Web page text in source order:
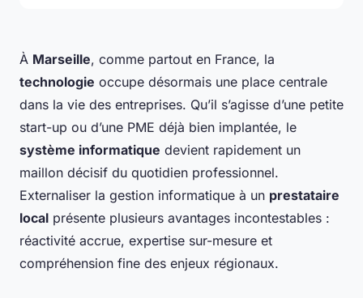
À Marseille, comme partout en France, la
technologie occupe désormais une place centrale
dans la vie des entreprises. Qu’il s’agisse d’une petite
start-up ou d’une PME déjà bien implantée, le
système informatique devient rapidement un
maillon décisif du quotidien professionnel.
Externaliser la gestion informatique à un prestataire
local présente plusieurs avantages incontestables :
réactivité accrue, expertise sur-mesure et
compréhension fine des enjeux régionaux.